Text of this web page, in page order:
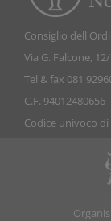
Consiglio
Via G. Falcone,
Tel & fax 081
C.F. 94012480656
Codice univoco